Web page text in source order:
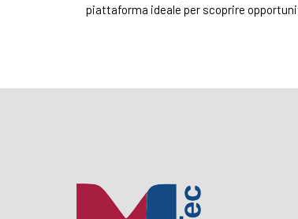
piattaforma ideale per scoprire